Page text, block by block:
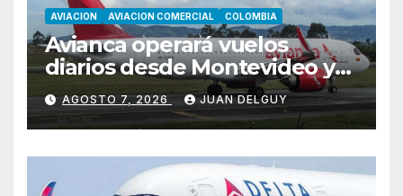
AVIACION AVIACION COMERCIAL COLOMBIA
Avianca operará vuelos
diarios desde Montevideo y
Asunción hacia Bogotá
AGOSTO 7, 2026 JUAN DELGUY